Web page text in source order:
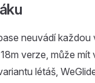
neuvádí každou
verze, může
létáš,